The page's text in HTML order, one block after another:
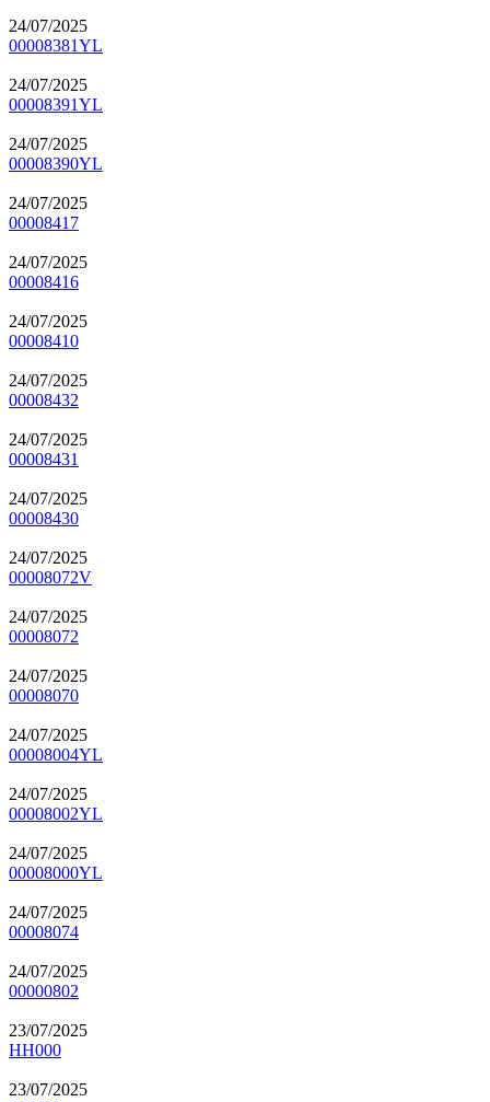
24/07/2025
00008381YL
24/07/2025
00008391YL
24/07/2025
00008390YL
24/07/2025
00008417
24/07/2025
00008416
24/07/2025
00008410
24/07/2025
00008432
24/07/2025
00008431
24/07/2025
00008430
24/07/2025
00008072V
24/07/2025
00008072
24/07/2025
00008070
24/07/2025
00008004YL
24/07/2025
00008002YL
24/07/2025
00008000YL
24/07/2025
00008074
24/07/2025
00000802
23/07/2025
HH000
23/07/2025